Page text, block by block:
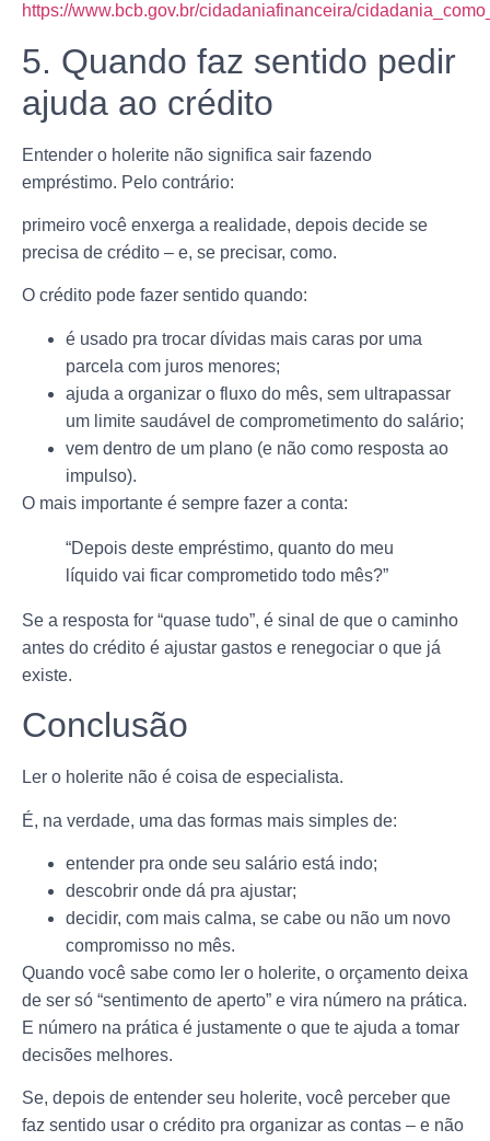
https://www.bcb.gov.br/cidadaniafinanceira/
5. Quando faz sentido pedir
ajuda ao crédito
Entender o holerite não significa sair fazendo
empréstimo. Pelo contrário:
primeiro você enxerga a realidade, depois decide se
precisa de crédito – e, se precisar, como.
O crédito pode fazer sentido quando:
é usado pra trocar dívidas mais caras por uma
parcela com juros menores;
ajuda a organizar o fluxo do mês, sem ultrapassar
um limite saudável de comprometimento do salário;
vem dentro de um plano (e não como resposta ao
impulso).
O mais importante é sempre fazer a conta:
“Depois deste empréstimo, quanto do meu
líquido vai ficar comprometido todo mês?”
Se a resposta for “quase tudo”, é sinal de que o caminho
antes do crédito é ajustar gastos e renegociar o que já
existe.
Conclusão
Ler o holerite não é coisa de especialista.
É, na verdade, uma das formas mais simples de:
entender pra onde seu salário está indo;
descobrir onde dá pra ajustar;
decidir, com mais calma, se cabe ou não um novo
compromisso no mês.
Quando você sabe como ler o holerite, o orçamento deixa
de ser só “sentimento de aperto” e vira número na prática.
E número na prática é justamente o que te ajuda a tomar
decisões melhores.
Se, depois de entender seu holerite, você perceber que
faz sentido usar o crédito pra organizar as contas – e não